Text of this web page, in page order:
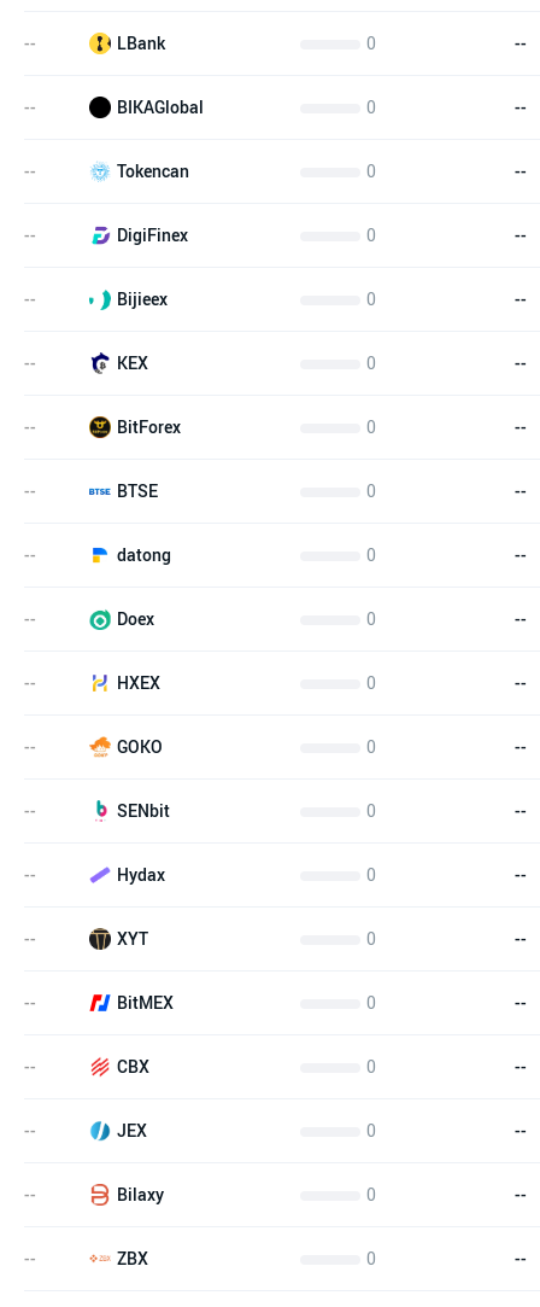
-- LBank 0 --
-- BIKAGlobal 0 --
-- Tokencan 0 --
-- DigiFinex 0 --
-- Bijieex 0 --
-- KEX 0 --
-- BitForex 0 --
-- BTSE 0 --
-- datong 0 --
-- Doex 0 --
-- HXEX 0 --
-- GOKO 0 --
-- SENbit 0 --
-- Hydax 0 --
-- XYT 0 --
-- BitMEX 0 --
-- CBX 0 --
-- JEX 0 --
-- Bilaxy 0 --
-- ZBX 0 --